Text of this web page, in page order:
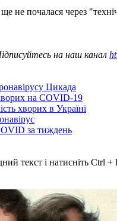
не почалася через
на наш канал
Цикада
хворих на COVID-19
хворих в Україні
за тиждень
текст і натисніть Ctrl